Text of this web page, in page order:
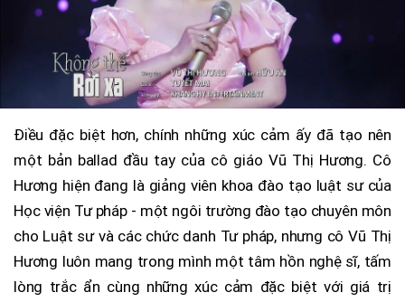
Điều đặc biệt hơn, chính những xúc cảm ấy đã tạo nên
một bản ballad đầu tay của cô giáo Vũ Thị Hương. Cô
Hương hiện đang là giảng viên khoa đào tạo luật sư của
Học viện Tư pháp - một ngôi trường đào tạo chuyên môn
cho Luật sư và các chức danh Tư pháp, nhưng cô Vũ Thị
Hương luôn mang trong mình một tâm hồn nghệ sĩ, tấm
lòng trắc ẩn cùng những xúc cảm đặc biệt với giá trị